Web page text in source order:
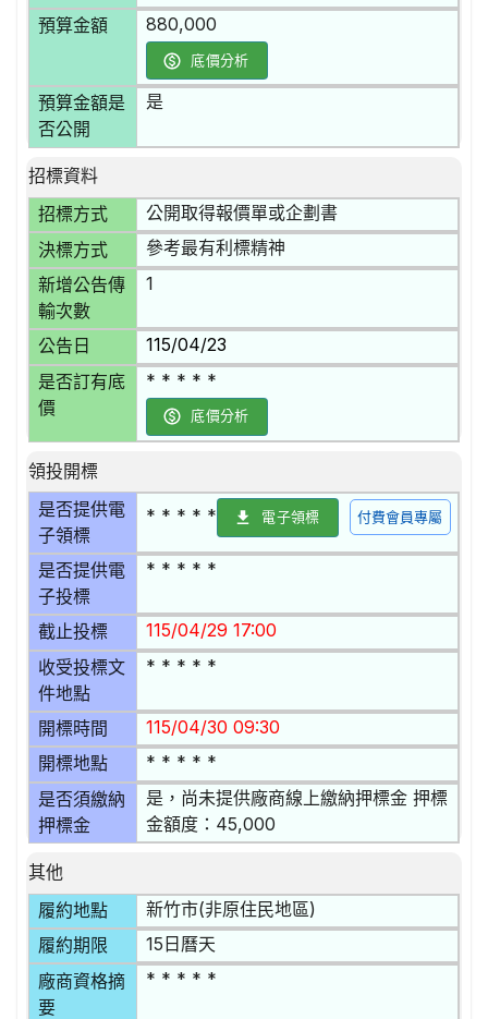
預算金額 880,000
底價分析
預算金額是
否公開
是
招標資料
招標方式
公開取得報價單或企劃書
決標方式 參考最有利標精神
新增公告傳
輸次數
1
公告日 115/04/23
是否訂有底
價
* * * * *
底價分析
領投開標
是否提供電
子領標
* * * * * 電子領標 付費會員專屬
是否提供電
子投標
* * * * *
截止投標 115/04/29 17:00
收受投標文
件地點
* * * * *
開標時間 115/04/30 09:30
開標地點 * * * * *
是否須繳納
押標金
是，尚未提供廠商線上繳納押標金 押標
金額度：45,000
其他
履約地點
新竹市(非原住民地區)
履約期限 15日曆天
廠商資格摘
要
* * * * *